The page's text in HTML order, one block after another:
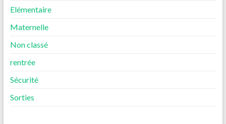
Elémentaire
Maternelle
Non classé
rentrée
Sécurité
Sorties